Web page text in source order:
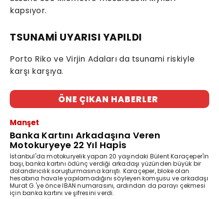
kapsıyor.
TSUNAMİ UYARISI YAPILDI
Porto Riko ve Virjin Adaları da tsunami riskiyle
karşı karşıya.
ÖNE ÇIKAN HABERLER
Manşet
Banka Kartını Arkadaşına Veren
Motokuryeye 22 Yıl Hapis
İstanbul'da motokuryelik yapan 20 yaşındaki Bülent Karaçeper'in
başı, banka kartını ödünç verdiği arkadaşı yüzünden büyük bir
dolandırıcılık soruşturmasına karıştı. Karaçeper, bloke olan
hesabına havale yapılamadığını söyleyen komşusu ve arkadaşı
Murat G.'ye önce IBAN numarasını, ardından da parayı çekmesi
için banka kartını ve şifresini verdi.